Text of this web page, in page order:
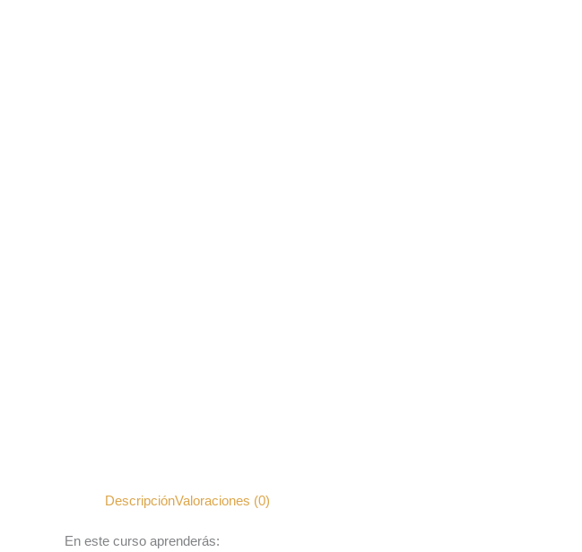
DescripciónValoraciones (0)
En este curso aprenderás: